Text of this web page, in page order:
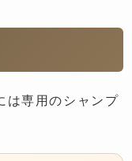
は専用のシャンプ